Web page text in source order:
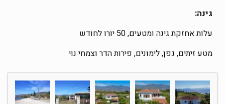
גינה:
עלות אחזקת גינה ומטעים, 50 יורו לחודש
מטע זיתים, גפן, לימונים, פירות הדר וצמחי נוי